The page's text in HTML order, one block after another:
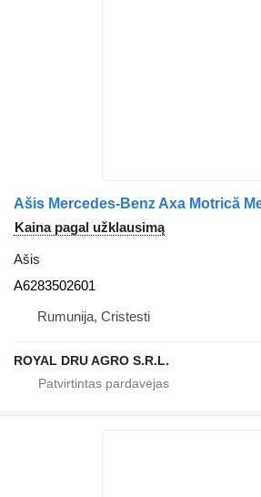
Kaina pagal užklausimą
Ašis
A6283502601
Rumunija, Cristesti
ROYAL DRU AGRO S.R.L.